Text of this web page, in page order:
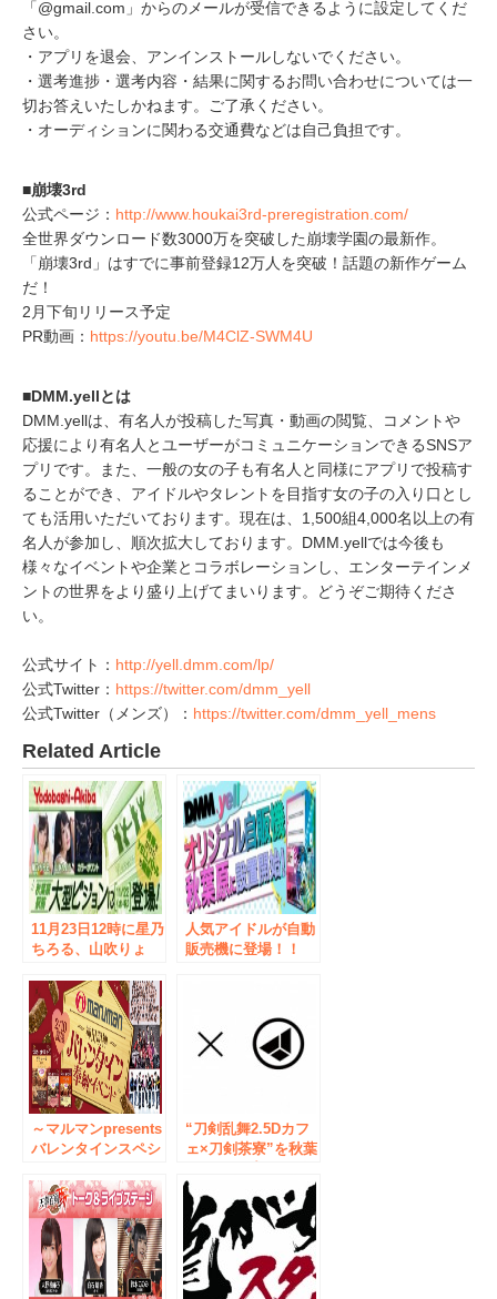
「@gmail.com」からのメールが受信できるように設定してくだ
さい。
・アプリを退会、アンインストールしないでください。
・選考進捗・選考内容・結果に関するお問い合わせについては一
切お答えいたしかねます。ご了承ください。
・オーディションに関わる交通費などは自己負担です。
■崩壊3rd
公式ページ： http://www.houkai3rd-preregistration.com/
全世界ダウンロード数3000万を突破した崩壊学園の最新作。
「崩壊3rd」はすでに事前登録12万人を突破！話題の新作ゲーム
だ！
2月下旬リリース予定
PR動画： https://youtu.be/M4ClZ-SWM4U
■DMM.yellとは
DMM.yellは、有名人が投稿した写真・動画の閲覧、コメントや
応援により有名人とユーザーがコミュニケーションできるSNSア
プリです。また、一般の女の子も有名人と同様にアプリで投稿す
ることができ、アイドルやタレントを目指す女の子の入り口とし
ても活用いただいております。現在は、1,500組4,000名以上の有
名人が参加し、順次拡大しております。DMM.yellでは今後も
様々なイベントや企業とコラボレーションし、エンターテインメ
ントの世界をより盛り上げてまいります。どうぞご期待くださ
い。
公式サイト： http://yell.dmm.com/lp/
公式Twitter： https://twitter.com/dmm_yell
公式Twitter（メンズ）： https://twitter.com/dmm_yell_mens
Related Article
11月23日12時に星乃
ちろる、山吹りょ
がヨドバシAkibaビ
ジョンに登場！さら
にDMM.yellのラン
キングで1位になっ
た女の子が同日のビ
ジョンに再登場！
人気アイドルが自動
販売機に登場！！
年7月11日より順次
設置開始
～マルマンpresents
バレンタインスペシ
DMM.yellとコラボ
し、人気アイドルに
よる「チョコレート
奉納LIVE」を神田
明神で開催！＜開催
2017年2月10日
“刀剣乱舞2.5Dカフ
ェ×刀剣茶寮”を秋葉
乱舞の世界観を再現
し実際の刀剣や公演
衣裳を展示した空間
で2.5Dカフェオリジ
ナルドリンクや甘味
を堪能